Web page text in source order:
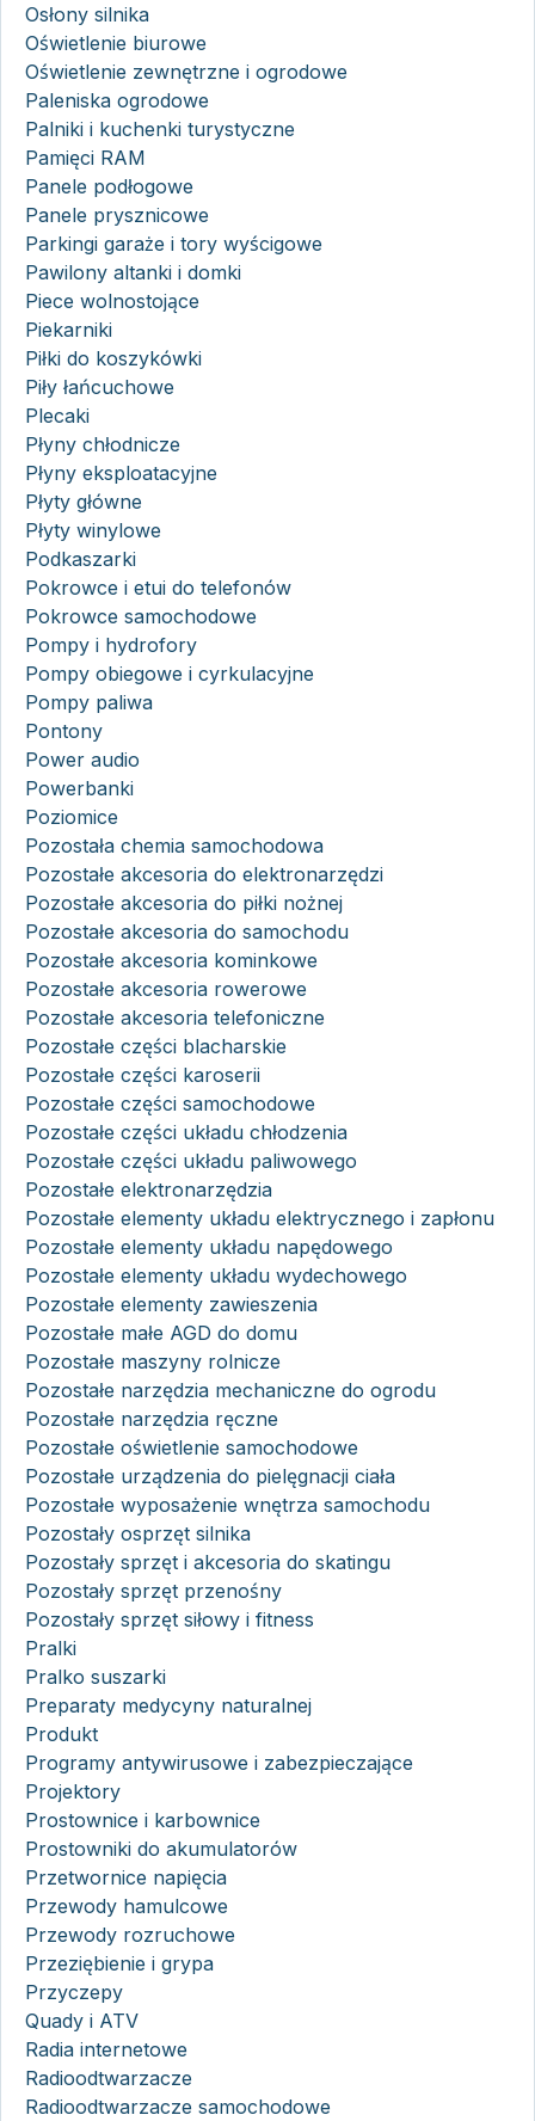
Osłony silnika
Oświetlenie biurowe
Oświetlenie zewnętrzne i ogrodowe
Paleniska ogrodowe
Palniki i kuchenki turystyczne
Pamięci RAM
Panele podłogowe
Panele prysznicowe
Parkingi garaże i tory wyścigowe
Pawilony altanki i domki
Piece wolnostojące
Piekarniki
Piłki do koszykówki
Piły łańcuchowe
Plecaki
Płyny chłodnicze
Płyny eksploatacyjne
Płyty główne
Płyty winylowe
Podkaszarki
Pokrowce i etui do telefonów
Pokrowce samochodowe
Pompy i hydrofory
Pompy obiegowe i cyrkulacyjne
Pompy paliwa
Pontony
Power audio
Powerbanki
Poziomice
Pozostała chemia samochodowa
Pozostałe akcesoria do elektronarzędzi
Pozostałe akcesoria do piłki nożnej
Pozostałe akcesoria do samochodu
Pozostałe akcesoria kominkowe
Pozostałe akcesoria rowerowe
Pozostałe akcesoria telefoniczne
Pozostałe części blacharskie
Pozostałe części karoserii
Pozostałe części samochodowe
Pozostałe części układu chłodzenia
Pozostałe części układu paliwowego
Pozostałe elektronarzędzia
Pozostałe elementy układu elektrycznego i zapłonu
Pozostałe elementy układu napędowego
Pozostałe elementy układu wydechowego
Pozostałe elementy zawieszenia
Pozostałe małe AGD do domu
Pozostałe maszyny rolnicze
Pozostałe narzędzia mechaniczne do ogrodu
Pozostałe narzędzia ręczne
Pozostałe oświetlenie samochodowe
Pozostałe urządzenia do pielęgnacji ciała
Pozostałe wyposażenie wnętrza samochodu
Pozostały osprzęt silnika
Pozostały sprzęt i akcesoria do skatingu
Pozostały sprzęt przenośny
Pozostały sprzęt siłowy i fitness
Pralki
Pralko suszarki
Preparaty medycyny naturalnej
Produkt
Programy antywirusowe i zabezpieczające
Projektory
Prostownice i karbownice
Prostowniki do akumulatorów
Przetwornice napięcia
Przewody hamulcowe
Przewody rozruchowe
Przeziębienie i grypa
Przyczepy
Quady i ATV
Radia internetowe
Radioodtwarzacze
Radioodtwarzacze samochodowe